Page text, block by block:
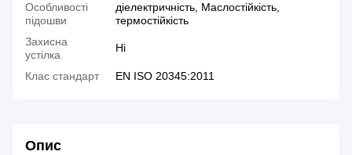
Особливості
підошви
діелектричність, Маслостійкість,
термостійкість
Захисна
устілка
Ні
Клас стандарт EN ISO 20345:2011
Опис